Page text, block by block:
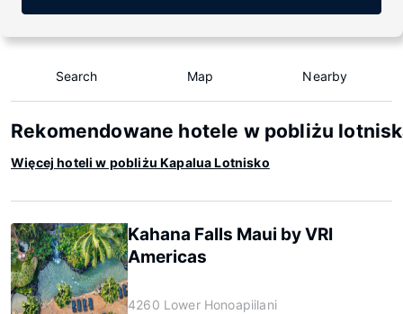
Search Map Nearby
Rekomendowane hotele w pobliżu
Więcej hoteli w pobliżu Kapalua Lotnisko
Kahana Falls Maui by VRI
Americas
4260 Lower Honoapiilani